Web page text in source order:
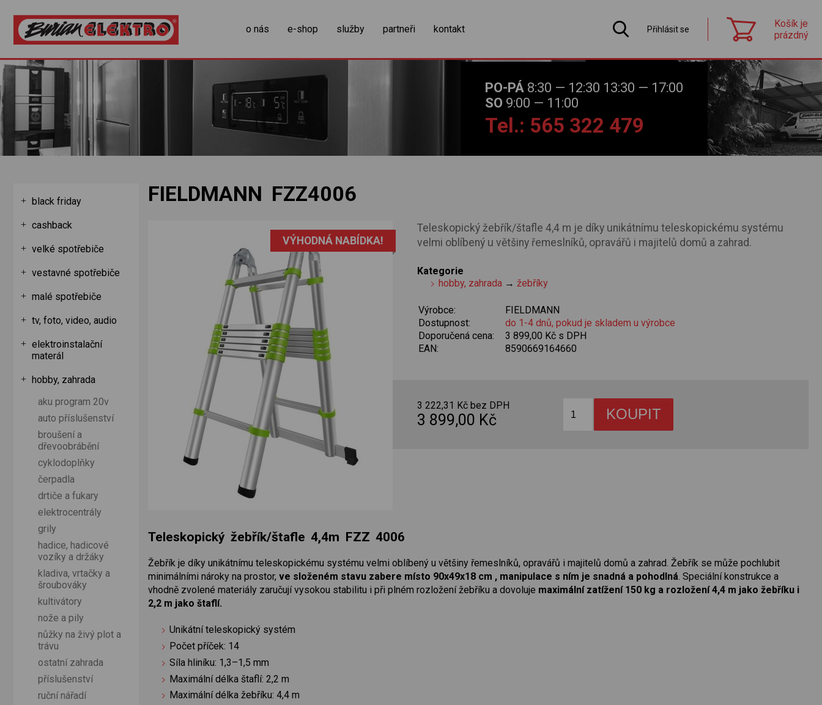
o nás e-shop služby partneři kontakt Přihlásit se
Košík je
prázdný
zobrazit obsah košíku
PO-PÁ 8:30 — 12:30 13:30 — 17:00
SO 9:00 — 11:00
Tel.: 565 322 479
FIELDMANN FZZ4006
Teleskopický žebřík/štafle 4,4 m je díky unikátnímu teleskopickému systému
velmi oblíbený u většiny řemeslníků, opravářů i majitelů domů a zahrad.
Kategorie
hobby, zahrada →žebříky
Výrobce:
FIELDMANN
Dostupnost:
do 1-4 dnů, pokud je skladem u výrobce
Doporučená cena:
3 899,00 Kč s DPH
EAN:
8590669164660
3 222,31 Kč bez DPH
3 899,00 Kč
VÝHODNÁ NABÍDKA!
Teleskopický žebřík/štafle 4,4m FZZ 4006
Žebřík je díky unikátnímu teleskopickému systému velmi oblíbený u většiny řemeslníků, opravářů i majitelů domů a zahrad. Žebřík se může pochlubit
minimálními nároky na prostor, ve složeném stavu zabere místo 90x49x18 cm , manipulace s ním je snadná a pohodlná. Speciální konstrukce a
vhodně zvolené materiály zaručují vysokou stabilitu i při plném rozložení žebříku a dovoluje maximální zatížení 150 kg a rozložení 4,4 m jako žebříku i
2,2 m jako štaflí.
Unikátní teleskopický systém
Počet příček: 14
Síla hliníku: 1,3–1,5 mm
Maximální délka štaflí: 2,2 m
Maximální délka žebříku: 4,4 m
black friday
cashback
velké spotřebiče
vestavné spotřebiče
malé spotřebiče
tv, foto, video, audio
elektroinstalační
materál
hobby, zahrada
aku program 20v
auto příslušenství
broušení a
dřevoobrábění
cyklodoplňky
čerpadla
drtiče a fukary
elektrocentrály
grily
hadice, hadicové
vozíky a držáky
kladiva, vrtačky a
šroubováky
kultivátory
nože a pily
nůžky na živý plot a
trávu
ostatní zahrada
příslušenství
ruční nářadí